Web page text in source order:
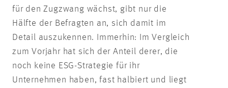
für den Zugzwang wächst, gibt nur die
Hälfte der Befragten an, sich damit im
Detail auszukennen. Immerhin: Im Vergleich
zum Vorjahr hat sich der Anteil derer, die
noch keine ESG-Strategie für ihr
Unternehmen haben, fast halbiert und liegt